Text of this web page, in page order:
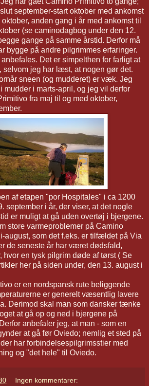
september-start oktober med ankomst
anden gang i år med ankomst til
(se caminodagbog under den 12.
gange på samme årstid. Derfor må
bygge på andre pilgrimmes erfaringer.
Det er simpelthen for farligt at
selvom jeg har læst, at nogen gør det.
sneen (og mudderet) er væk. Jeg
mudder i marts-april, og jeg vil derfor
fra maj til og med oktober,
af etapen "por Hospitales" i ca 1200
september i år, der viser, at det nogle
er muligt at gå uden overtøj i bjergene.
store varmeproblemer på Camino
august, som det f.eks. er tilfældet på Via
de seneste år har været dødsfald,
hvor en tysk pilgrim døde af tørst ( Se
her på siden under, den 13. august i
er en nordspansk rute beliggende
er generelt væsentlig lavere
Derimod skal man som dansker tænke
at gå op og ned i bjergene på
anbefaler jeg, at man - som en
at gå før Oviedo; nemlig et sted på
har forbindelsespilgrimsstier med
og "det hele" til Oviedo.
Ingen kommentarer: